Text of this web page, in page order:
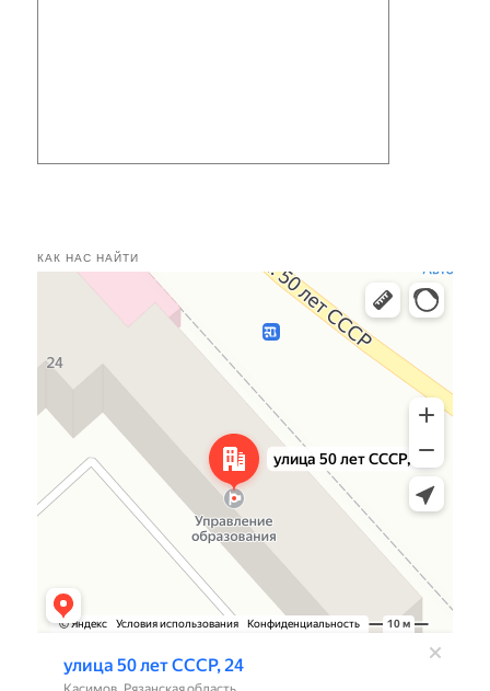
КАК НАС НАЙТИ
Улица 50 лет СССР, 24 — Яндекс.Карты